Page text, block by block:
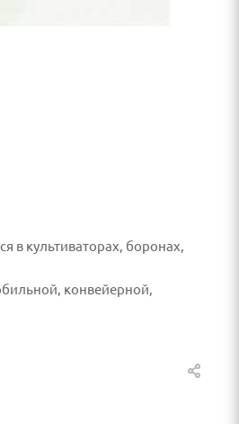
в культиваторах, боронах,
конвейерной,